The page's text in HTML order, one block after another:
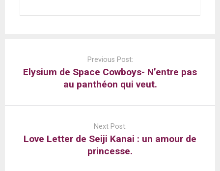
Previous Post:
Elysium de Space Cowboys- N’entre pas
au panthéon qui veut.
Next Post:
Love Letter de Seiji Kanai : un amour de
princesse.